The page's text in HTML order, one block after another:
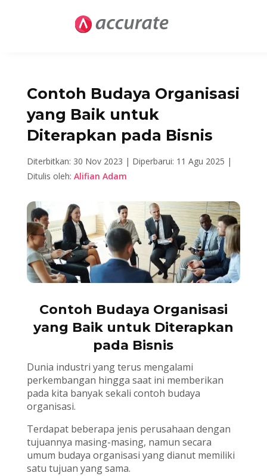
Contoh Budaya Organisasi
yang Baik untuk
Diterapkan pada Bisnis
Diterbitkan: 30 Nov 2023 | Diperbarui: 11 Agu 2025 |
Ditulis oleh: Alifian Adam
Contoh Budaya Organisasi
yang Baik untuk Diterapkan
pada Bisnis
Dunia industri yang terus mengalami
perkembangan hingga saat ini memberikan
pada kita banyak sekali contoh budaya
organisasi.
Terdapat beberapa jenis perusahaan dengan
tujuannya masing-masing, namun secara
umum budaya organisasi yang dianut memiliki
satu tujuan yang sama.